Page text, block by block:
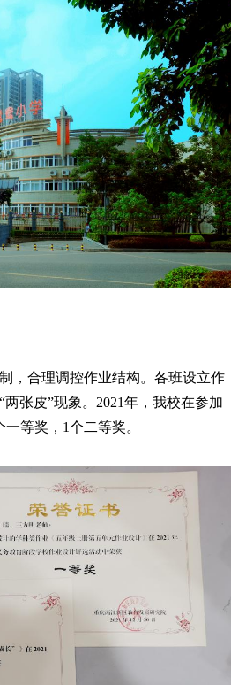
，合理调控作业结构。各班设立作
张皮”现象。2021年，我校在参加
等奖，1个二等奖。